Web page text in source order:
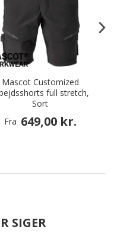
Mascot Customized
full stretch,
Sort
Fra 649,00 kr.
SIGER